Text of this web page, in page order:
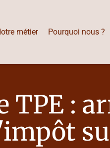
métier Pourquoi nous ?
TPE :